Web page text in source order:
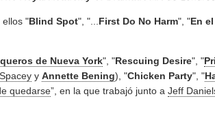
ellos "Blind Spot", "... First Do No Harm", "En
de Nueva York", "Rescuing Desire", "
y Annette Bening), "Chicken Party", "
quedarse”, en la que trabajó junto a Jeff